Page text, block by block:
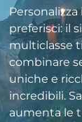
preferisci: il
multiclasse
combinare
uniche e
incredibili.
aumenta le